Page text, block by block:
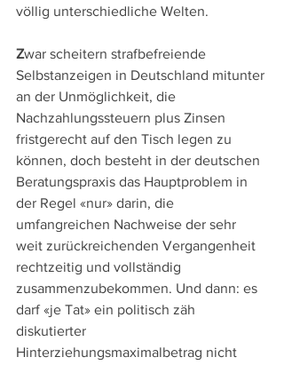
völlig unterschiedliche Welten.
Zwar scheitern strafbefreiende
Selbstanzeigen in Deutschland mitunter
an der Unmöglichkeit, die
Nachzahlungssteuern plus Zinsen
fristgerecht auf den Tisch legen zu
können, doch besteht in der deutschen
Beratungspraxis das Hauptproblem in
der Regel «nur» darin, die
umfangreichen Nachweise der sehr
weit zurückreichenden Vergangenheit
rechtzeitig und vollständig
zusammenzubekommen. Und dann: es
darf «je Tat» ein politisch zäh
diskutierter
Hinterziehungsmaximalbetrag nicht